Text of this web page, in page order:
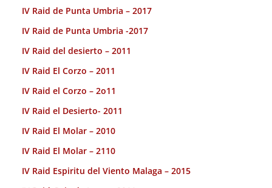
IV Raid de Punta Umbria – 2017
IV Raid de Punta Umbria -2017
IV Raid del desierto – 2011
IV Raid El Corzo – 2011
IV Raid el Corzo – 2o11
IV Raid el Desierto- 2011
IV Raid El Molar – 2010
IV Raid El Molar – 2110
IV Raid Espiritu del Viento Malaga – 2015